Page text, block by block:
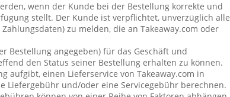
wenn der Kunde bei der Bestellung korrekte und
stellt. Der Kunde ist verpflichtet, unverzüglich alle
zu melden, die an Takeaway.com oder
Bestellung angegeben) für das Geschäft und
den Status seiner Bestellung erhalten zu können.
aufgibt, einen Lieferservice von Takeaway.com in
Liefergebühr und/oder eine Servicegebühr berechnen.